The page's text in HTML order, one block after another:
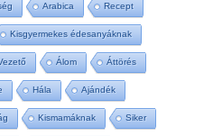
Arabica Recept
Kisgyermekes édesanyáknak
Álom Áttörés
Hála Ajándék
Kismamáknak Siker